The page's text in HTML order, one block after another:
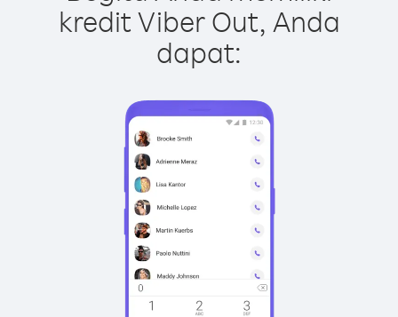
kredit Viber Out, Anda
dapat: